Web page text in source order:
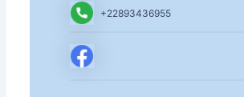
+22893436955